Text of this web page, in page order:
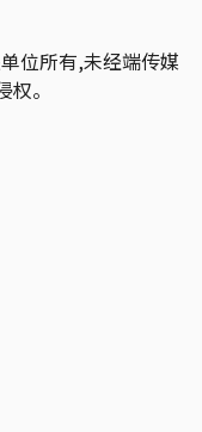
位所有,未经端传媒
。